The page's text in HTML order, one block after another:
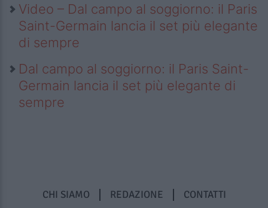
Video – Dal campo al soggiorno: il Paris
Saint-Germain lancia il set più elegante
di sempre
Dal campo al soggiorno: il Paris Saint-
Germain lancia il set più elegante di
sempre
CHI SIAMO REDAZIONE CONTATTI